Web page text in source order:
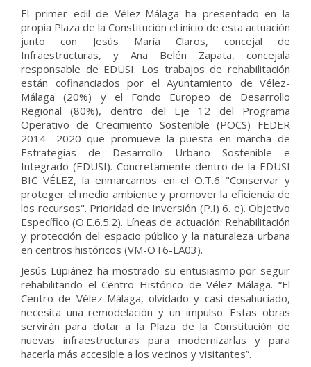
El primer edil de Vélez-Málaga ha presentado en la
propia Plaza de la Constitución el inicio de esta actuación
junto con Jesús María Claros, concejal de
Infraestructuras, y Ana Belén Zapata, concejala
responsable de EDUSI. Los trabajos de rehabilitación
están cofinanciados por el Ayuntamiento de Vélez-
Málaga (20%) y el Fondo Europeo de Desarrollo
Regional (80%), dentro del Eje 12 del Programa
Operativo de Crecimiento Sostenible (POCS) FEDER
2014- 2020 que promueve la puesta en marcha de
Estrategias de Desarrollo Urbano Sostenible e
Integrado (EDUSI). Concretamente dentro de la EDUSI
BIC VÉLEZ, la enmarcamos en el O.T.6 "Conservar y
proteger el medio ambiente y promover la eficiencia de
los recursos". Prioridad de Inversión (P.I) 6. e). Objetivo
Específico (O.E.6.5.2). Líneas de actuación: Rehabilitación
y protección del espacio público y la naturaleza urbana
en centros históricos (VM-OT6-LA03).
Jesús Lupiáñez ha mostrado su entusiasmo por seguir
rehabilitando el Centro Histórico de Vélez-Málaga. “El
Centro de Vélez-Málaga, olvidado y casi desahuciado,
necesita una remodelación y un impulso. Estas obras
servirán para dotar a la Plaza de la Constitución de
nuevas infraestructuras para modernizarlas y para
hacerla más accesible a los vecinos y visitantes”.